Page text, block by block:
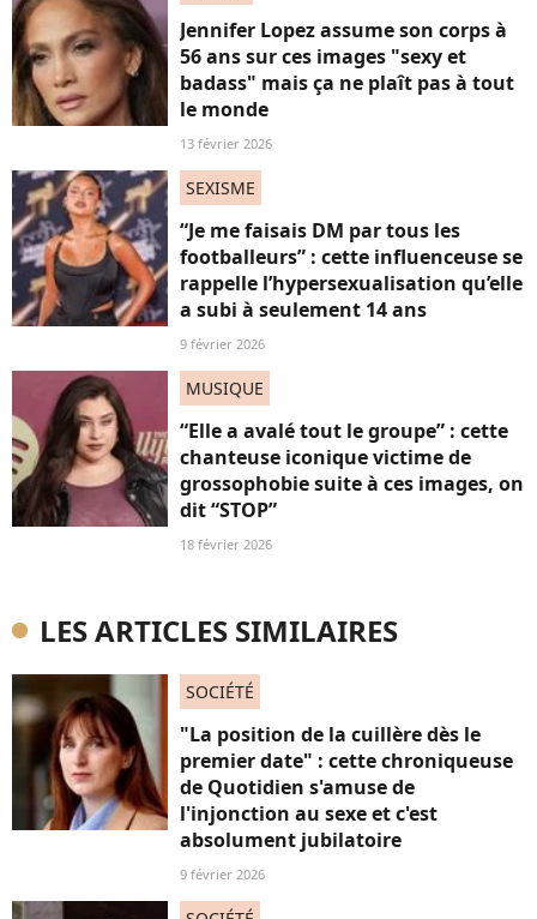
Jennifer Lopez assume son corps à
56 ans sur ces images "sexy et
badass" mais ça ne plaît pas à tout
le monde
13 février 2026
SEXISME
“Je me faisais DM par tous les
footballeurs” : cette influenceuse se
rappelle l’hypersexualisation qu’elle
a subi à seulement 14 ans
9 février 2026
MUSIQUE
“Elle a avalé tout le groupe” : cette
chanteuse iconique victime de
grossophobie suite à ces images, on
dit “STOP”
18 février 2026
LES ARTICLES SIMILAIRES
SOCIÉTÉ
"La position de la cuillère dès le
premier date" : cette chroniqueuse
de Quotidien s'amuse de
l'injonction au sexe et c'est
absolument jubilatoire
9 février 2026